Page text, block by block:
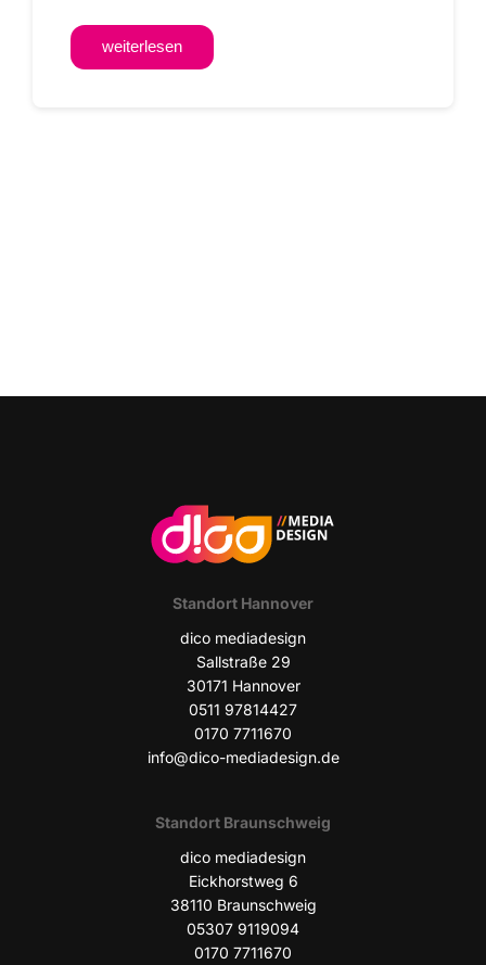
wei­ter­le­sen
Stand­ort Hannover
dico media­de­sign
Sall­stra­ße 29
30171 Han­no­ver
0511 97814427
0170 7711670
info@dico-mediadesign.de
Stand­ort Braunschweig
dico media­de­sign
Eick­horst­weg 6
38110 Braun­schweig
05307 9119094
0170 7711670